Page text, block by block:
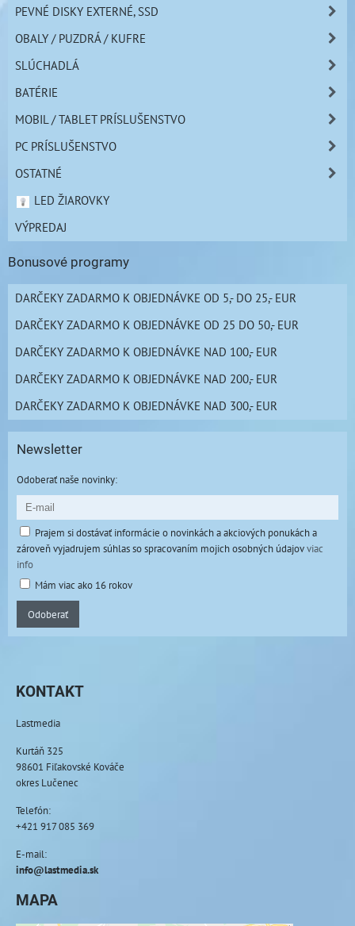
PEVNÉ DISKY EXTERNÉ, SSD
OBALY / PUZDRÁ / KUFRE
SLÚCHADLÁ
BATÉRIE
MOBIL / TABLET PRÍSLUŠENSTVO
PC PRÍSLUŠENSTVO
OSTATNÉ
LED ŽIAROVKY
VÝPREDAJ
Bonusové programy
DARČEKY ZADARMO K OBJEDNÁVKE OD 5,- DO 25,- EUR
DARČEKY ZADARMO K OBJEDNÁVKE OD 25 DO 50,- EUR
DARČEKY ZADARMO K OBJEDNÁVKE NAD 100,- EUR
DARČEKY ZADARMO K OBJEDNÁVKE NAD 200,- EUR
DARČEKY ZADARMO K OBJEDNÁVKE NAD 300,- EUR
Newsletter
Odoberať naše novinky:
Prajem si dostávať informácie o novinkách a akciových ponukách a
zároveň vyjadrujem súhlas so spracovaním mojich osobných údajovviac
info
Mám viac ako 16 rokov
Odoberať
KONTAKT
Lastmedia
Kurtáň 325
98601 Fiľakovské Kováče
okres Lučenec
Telefón:
+421 917 085 369
E-mail:
info@lastmedia.sk
MAPA